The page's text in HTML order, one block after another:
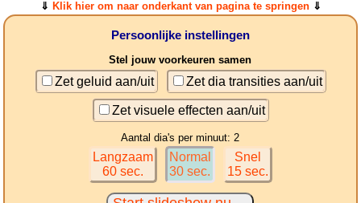
⇓ Klik hier om naar onderkant van pagina te springen⇓
Persoonlijke instellingen
Stel jouw voorkeuren samen
Zet geluid aan/uit Zet dia transities aan/uit
Zet visuele effecten aan/uit
Aantal dia's per minuut: 2
Langzaam
60 sec.
Normal
30 sec.
Snel
15 sec.